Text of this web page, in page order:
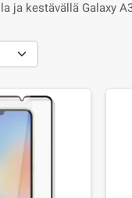
ja kestävällä Galaxy